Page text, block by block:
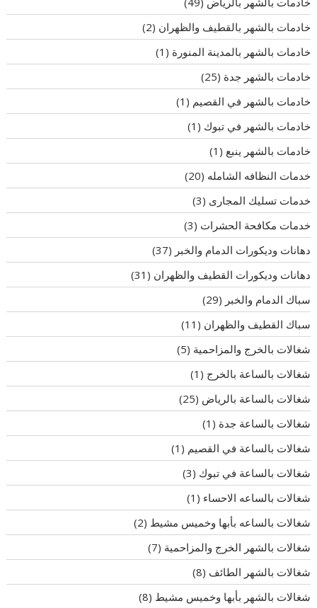
خادمات بالشهر بالقطيف والظهران (2)
خادمات بالشهر بالمدينة المنورة (1)
خادمات بالشهر جدة (25)
خادمات بالشهر في القصيم (1)
خادمات بالشهر في تبوك (1)
خادمات بالشهر ينبع (1)
خدمات النظافه الشامله (20)
خدمات تسليك المجارى (3)
خدمات مكافحة الحشرات (3)
دهانات وديكورات الدمام والخبر (37)
دهانات وديكورات القطيف والظهران (31)
سباك الدمام والخبر (29)
سباك القطيف والظهران (11)
شغالات بالخرج والمزاحمية (5)
شغالات بالساعة بالخرج (1)
شغالات بالساعة بالرياض (25)
شغالات بالساعة جدة (1)
شغالات بالساعة في القصيم (1)
شغالات بالساعة في تبوك (3)
شغالات بالساعه الاحساء (1)
شغالات بالساعه بأبها وخميس مشيط (2)
شغالات بالشهر الخرج والمزاحمية (7)
شغالات بالشهر الطائف (8)
شغالات بالشهر بأبها وخميس مشيط (8)